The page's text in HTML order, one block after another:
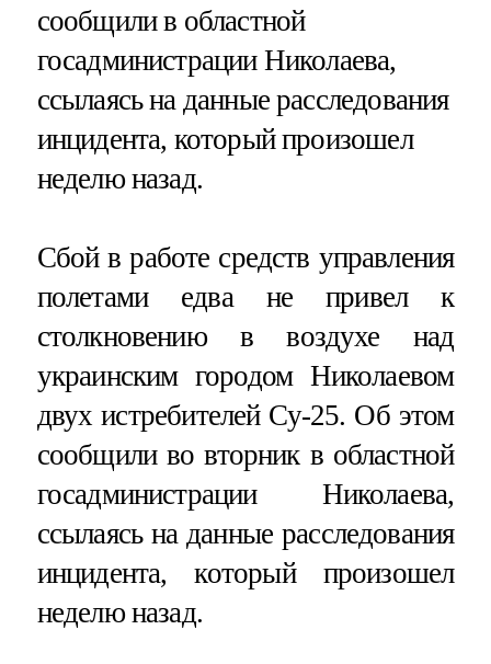
сообщили в областной
госадминистрации Николаева,
ссылаясь на данные расследования
инцидента, который произошел
неделю назад.
Сбой в работе средств управления
полетами едва не привел к
столкновению в воздухе над
украинским городом Николаевом
двух истребителей Су-25. Об этом
сообщили во вторник в областной
госадминистрации Николаева,
ссылаясь на данные расследования
инцидента, который произошел
неделю назад.